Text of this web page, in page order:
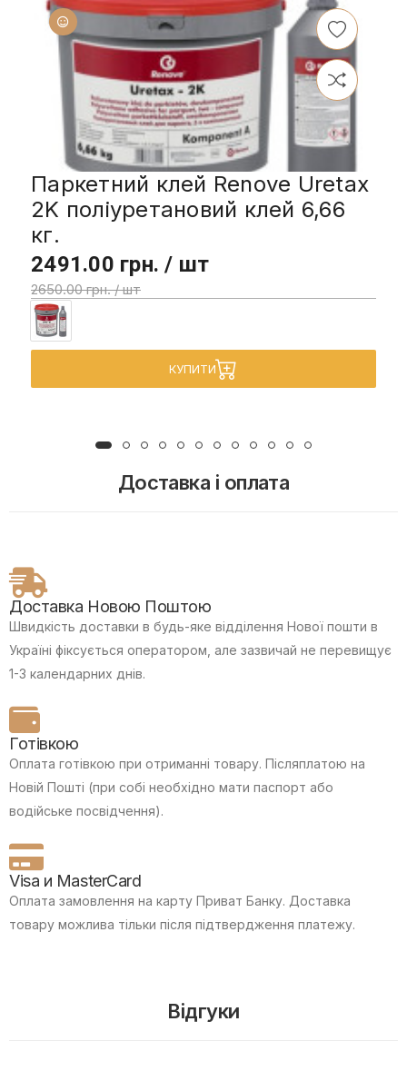
Паркетний клей Renove Uretax
2K поліуретановий клей 6,66
кг.
2491.00 грн. / шт
2650.00 грн. / шт
КУПИТИ
Доставка і оплата
Доставка Новою Поштою
Швидкість доставки в будь-яке відділення Нової пошти в
Україні фіксується оператором, але зазвичай не перевищує
1-3 календарних днів.
Готівкою
Оплата готівкою при отриманні товару. Післяплатою на
Новій Пошті (при собі необхідно мати паспорт або
водійське посвідчення).
Visa и MasterCard
Оплата замовлення на карту Приват Банку. Доставка
товару можлива тільки після підтвердження платежу.
Відгуки